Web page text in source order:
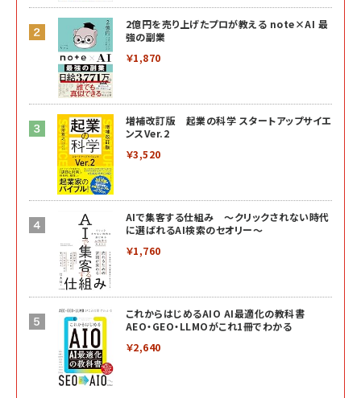
2億円を売り上げたプロが教える note×AI 最
強の副業
￥1,870
増補改訂版 起業の科学 スタートアップサイエ
ンスVer.2
￥3,520
AIで集客する仕組み ～クリックされない時代
に選ばれるAI検索のセオリー～
￥1,760
これからはじめるAIO AI最適化の教科書
AEO・GEO・LLMOがこれ1冊でわかる
￥2,640